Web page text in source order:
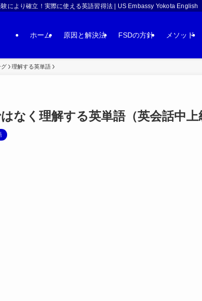
により確立！実際に使える英語習得法 | US Embassy Yokota English
ホーム 原因と解決法 FSDの方針 メソッド
グ 理解する英単語
なく理解する英単語（英会話中